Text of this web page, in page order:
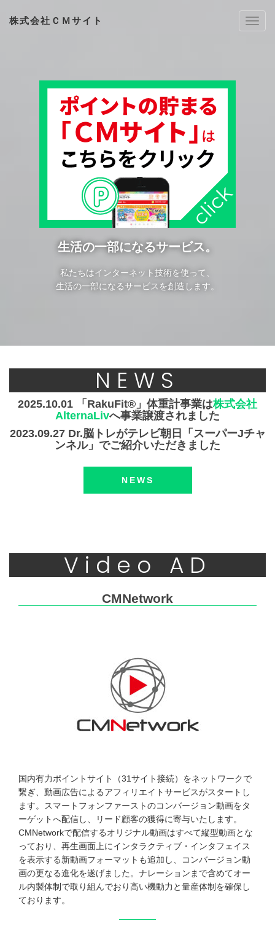
株式会社ＣＭサイト
生活の一部になるサービス。
私たちはインターネット技術を使って、
生活の一部になるサービスを創造します。
NEWS
2025.10.01 「RakuFit®」体重計事業は株式会社
AlternaLivへ事業譲渡されました
2023.09.27 Dr.脳トレがテレビ朝日「スーパーJチャ
ンネル」でご紹介いただきました
NEWS
Video AD
CMNetwork
国内有力ポイントサイト（31サイト接続）をネットワークで
繋ぎ、動画広告によるアフィリエイトサービスがスタートし
ます。スマートフォンファーストのコンバージョン動画をタ
ーゲットへ配信し、リード顧客の獲得に寄与いたします。
CMNetworkで配信するオリジナル動画はすべて縦型動画とな
っており、再生画面上にインタラクティブ・インタフェイス
を表示する新動画フォーマットも追加し、コンバージョン動
画の更なる進化を遂げました。ナレーションまで含めてオー
ル内製体制で取り組んでおり高い機動力と量産体制を確保し
ております。